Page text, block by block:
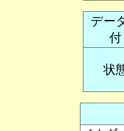
デー
付
状